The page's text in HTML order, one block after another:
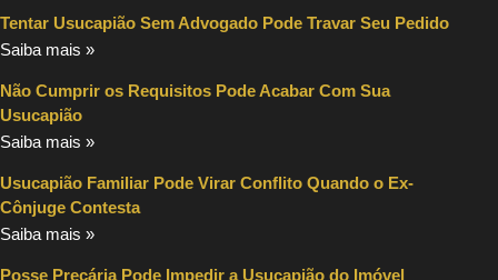
Tentar Usucapião Sem Advogado Pode Travar Seu Pedido
Saiba mais »
Não Cumprir os Requisitos Pode Acabar Com Sua
Usucapião
Saiba mais »
Usucapião Familiar Pode Virar Conflito Quando o Ex-
Cônjuge Contesta
Saiba mais »
Posse Precária Pode Impedir a Usucapião do Imóvel